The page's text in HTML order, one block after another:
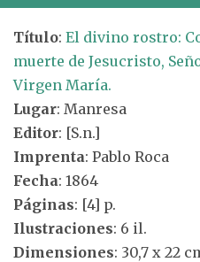
Título: El divino rostro:
muerte de Jesucristo,
Virgen María.
Lugar: Manresa
Editor: [S.n.]
Imprenta: Pablo Roca
Fecha: 1864
Páginas: [4] p.
Ilustraciones: 6 il.
Dimensiones: 30,7 x 22